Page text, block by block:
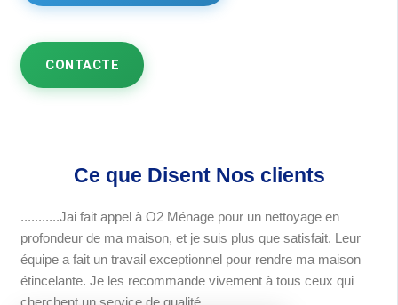
CONTACTE
Ce que Disent Nos clients
...........Jai fait appel à O2 Ménage pour un nettoyage en
profondeur de ma maison, et je suis plus que satisfait. Leur
équipe a fait un travail exceptionnel pour rendre ma maison
étincelante. Je les recommande vivement à tous ceux qui
cherchent un service de qualité